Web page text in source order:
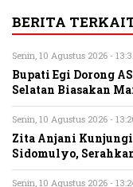
BERITA
Senin, 10 Agustus 2026 -
Bupati Egi Dorong
Selatan Biasakan
Senin, 10 Agustus 2026 -
Zita Anjani
Sidomulyo,
Senin, 10 Agustus 2026 -